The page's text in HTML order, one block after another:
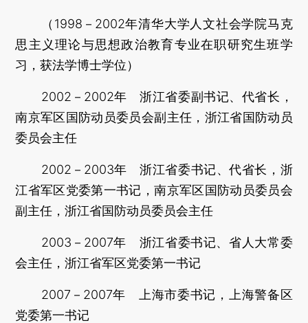
（1998－2002年清华大学人文社会学院马克
思主义理论与思想政治教育专业在职研究生班学
习，获法学博士学位）
2002－2002年 浙江省委副书记、代省长，
南京军区国防动员委员会副主任，浙江省国防动员
委员会主任
2002－2003年 浙江省委书记、代省长，浙
江省军区党委第一书记，南京军区国防动员委员会
副主任，浙江省国防动员委员会主任
2003－2007年 浙江省委书记、省人大常委
会主任，浙江省军区党委第一书记
2007－2007年 上海市委书记，上海警备区
党委第一书记